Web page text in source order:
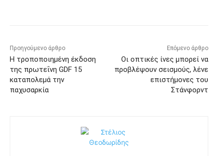
Προηγούμενο άρθρο
Η τροποποιημένη έκδοση
της πρωτεΐνη GDF 15
καταπολεμά την
παχυσαρκία
Επόμενο άρθρο
Οι οπτικές ίνες μπορεί να
προβλέψουν σεισμούς, λένε
επιστήμονες του
Στάνφορντ